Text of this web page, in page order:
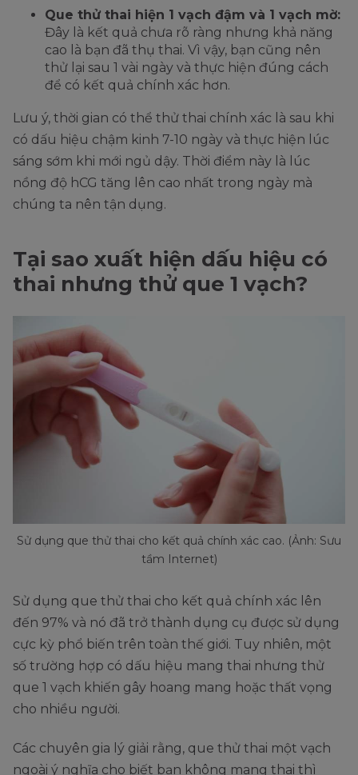
Que thử thai hiện 1 vạch đậm và 1 vạch mờ:
Đây là kết quả chưa rõ ràng nhưng khả năng
cao là bạn đã thụ thai. Vì vậy, bạn cũng nên
thử lại sau 1 vài ngày và thực hiện đúng cách
để có kết quả chính xác hơn.
Lưu ý, thời gian có thể thử thai chính xác là sau khi
có dấu hiệu chậm kinh 7-10 ngày và thực hiện lúc
sáng sớm khi mới ngủ dậy. Thời điểm này là lúc
nồng độ hCG tăng lên cao nhất trong ngày mà
chúng ta nên tận dụng.
Tại sao xuất hiện dấu hiệu có
thai nhưng thử que 1 vạch?
Sử dụng que thử thai cho kết quả chính xác cao. (Ảnh: Sưu
tầm Internet)
Sử dụng que thử thai cho kết quả chính xác lên
đến 97% và nó đã trở thành dụng cụ được sử dụng
cực kỳ phổ biến trên toàn thế giới. Tuy nhiên, một
số trường hợp có dấu hiệu mang thai nhưng thử
que 1 vạch khiến gây hoang mang hoặc thất vọng
cho nhiều người.
Các chuyên gia lý giải rằng, que thử thai một vạch
ngoài ý nghĩa cho biết bạn không mang thai thì